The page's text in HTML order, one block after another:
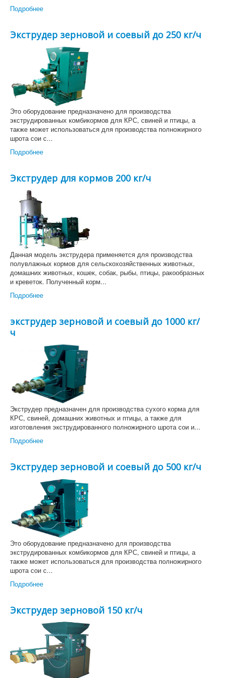
Подробнее
Экструдер зерновой и соевый до 250 кг/ч
Это оборудование предназначено для производства
экструдированных комбикормов для КРС, свиней и птицы, а
также может использоваться для производства полножирного
шрота сои с...
Подробнее
Экструдер для кормов 200 кг/ч
Данная модель экструдера применяется для производства
полувлажных кормов для сельскохозяйственных животных,
домашних животных, кошек, собак, рыбы, птицы, ракообразных
и креветок. Полученный корм...
Подробнее
экструдер зерновой и соевый до 1000 кг/
ч
Экструдер предназначен для производства сухого корма для
КРС, свиней, домашних животных и птицы, а также для
изготовления экструдированного полножирного шрота сои и...
Подробнее
Экструдер зерновой и соевый до 500 кг/ч
Это оборудование предназначено для производства
экструдированных комбикормов для КРС, свиней и птицы, а
также может использоваться для производства полножирного
шрота сои с...
Подробнее
Экструдер зерновой 150 кг/ч